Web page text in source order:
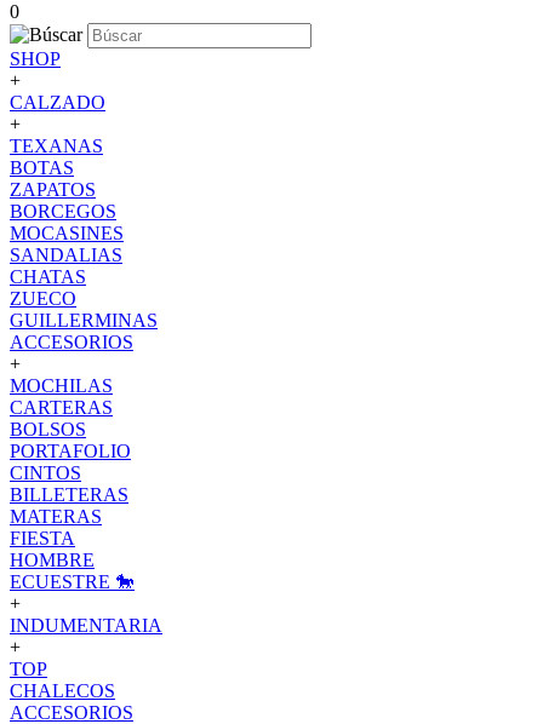
0
SHOP
+
CALZADO
+
TEXANAS
BOTAS
ZAPATOS
BORCEGOS
MOCASINES
SANDALIAS
CHATAS
ZUECO
GUILLERMINAS
ACCESORIOS
+
MOCHILAS
CARTERAS
BOLSOS
PORTAFOLIO
CINTOS
BILLETERAS
MATERAS
FIESTA
HOMBRE
ECUESTRE 🐎
+
INDUMENTARIA
+
TOP
CHALECOS
ACCESORIOS